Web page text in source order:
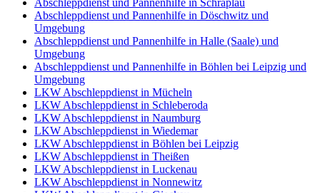
Abschleppdienst und Pannenhilfe in Schraplau
Abschleppdienst und Pannenhilfe in Döschwitz und
Umgebung
Abschleppdienst und Pannenhilfe in Halle (Saale) und
Umgebung
Abschleppdienst und Pannenhilfe in Böhlen bei Leipzig und
Umgebung
LKW Abschleppdienst in Mücheln
LKW Abschleppdienst in Schleberoda
LKW Abschleppdienst in Naumburg
LKW Abschleppdienst in Wiedemar
LKW Abschleppdienst in Böhlen bei Leipzig
LKW Abschleppdienst in Theißen
LKW Abschleppdienst in Luckenau
LKW Abschleppdienst in Nonnewitz